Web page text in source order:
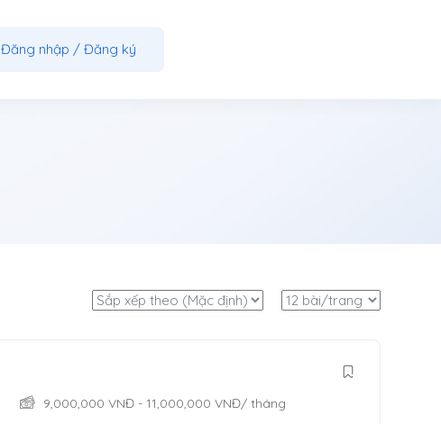
Đăng nhập / Đăng ký
9,000,000 VNĐ - 11,000,000 VNĐ/ tháng